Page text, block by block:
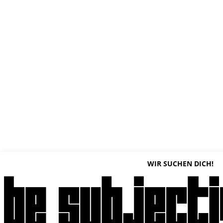
WIR SUCHEN DICH!